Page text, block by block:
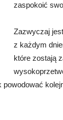
zaspokoić
Zazwyczaj
z każdym
które zostają